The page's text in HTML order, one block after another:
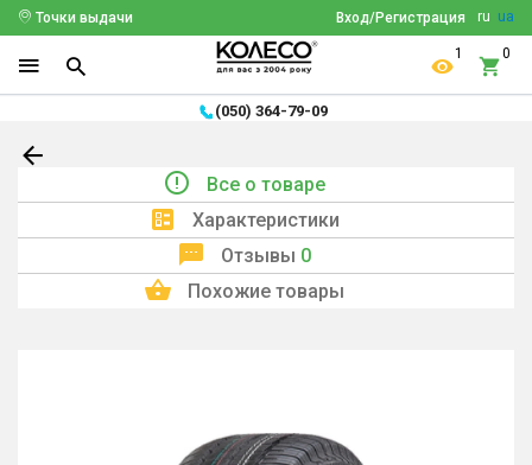
ru ua
Вход/Регистрация
Точки выдачи
1 0
(050) 364-79-09
Все о товаре
Характеристики
Отзывы 0
Похожие товары